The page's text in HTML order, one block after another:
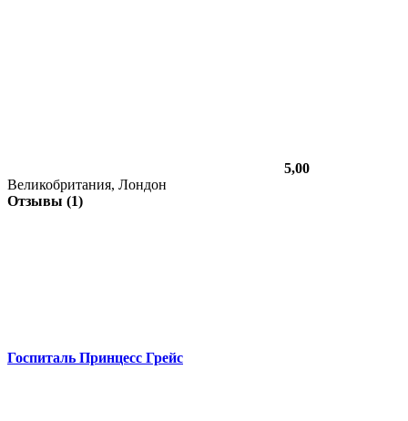
5,00
Великобритания, Лондон
Отзывы (1)
Госпиталь Принцесс Грейс